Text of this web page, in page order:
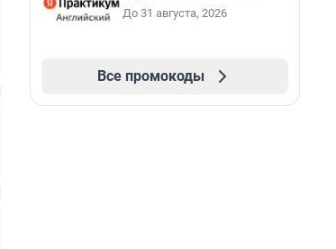
До 31 августа, 2026
Все промокоды